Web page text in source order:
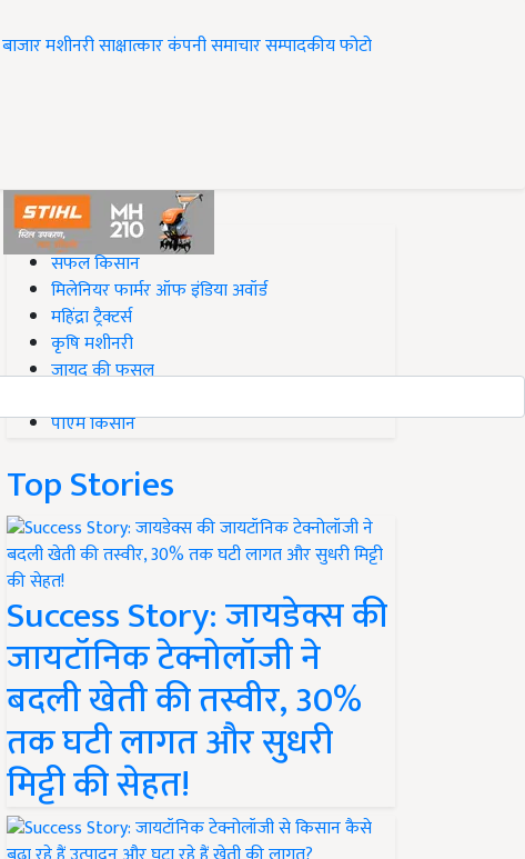
बाजारमशीनरीसाक्षात्कारकंपनी समाचारसम्पादकीयफोटो
#Top on Krishi Jagran
सफल किसान
मिलेनियर फार्मर ऑफ इंडिया अवॉर्ड
महिंद्रा ट्रैक्टर्स
कृषि मशीनरी
जायद की फसल
पीएम किसान
Top Stories
Success Story: जायडेक्स की
जायटॉनिक टेक्नोलॉजी ने
बदली खेती की तस्वीर, 30%
तक घटी लागत और सुधरी
मिट्टी की सेहत!